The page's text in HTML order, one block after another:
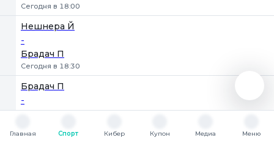
Сегодня в 18:00
Нешнера Й
-
Брадач П
Сегодня в 18:30
Брадач П
-
Коубек В
Главная
Спорт
Кибер
Купон
Медиа
Меню